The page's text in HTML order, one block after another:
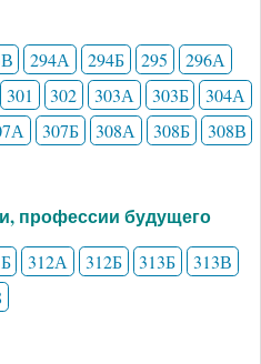
294А 294Б 295
296А
301 302 303А 303Б
304А
307Б 308А 308Б
308В
профессии будущего
312А 312Б 313Б
313В